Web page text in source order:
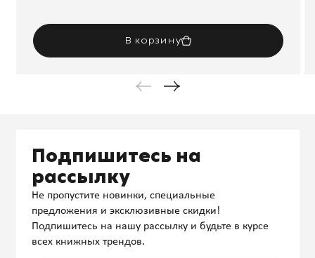
В корзину
Подпишитесь на
рассылку
Не пропустите новинки, специальные
предложения и эксклюзивные скидки!
Подпишитесь на нашу рассылку и будьте в курсе
всех книжных трендов.